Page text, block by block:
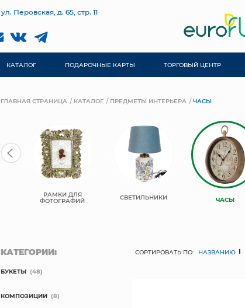
ул. Перовская, д. 65, стр. 11
КАТАЛОГ ПОДАРОЧНЫЕ КАРТЫ ТОРГОВЫЙ ЦЕНТР
ГЛАВНАЯ СТРАНИЦА КАТАЛОГ ПРЕДМЕТЫ ИНТЕРЬЕРА ЧАСЫ
РАМКИ ДЛЯ
ФОТОГРАФИЙ СВЕТИЛЬНИКИ ЧАСЫ
СОРТИРОВАТЬ ПО: НАЗВАНИЮ
КАТЕГОРИИ:
БУКЕТЫ (48)
КОМПОЗИЦИИ (8)